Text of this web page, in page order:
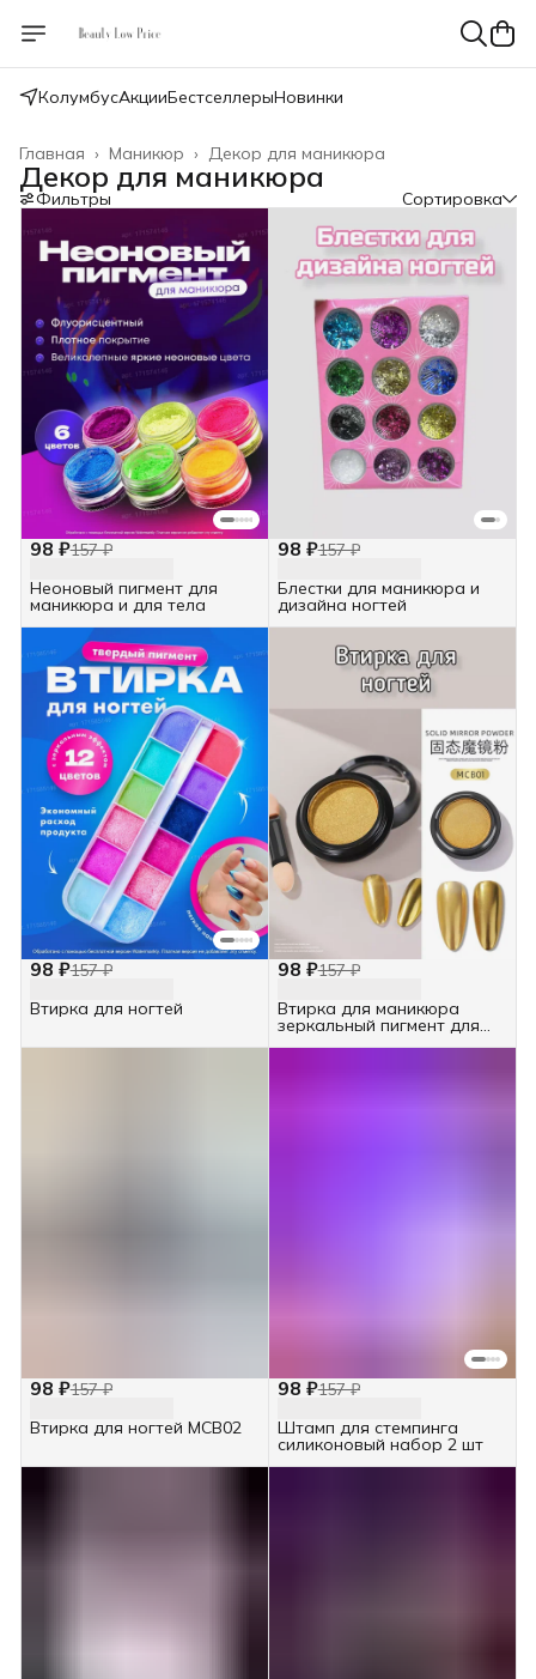
КолумбусАкцииБестселлерыНовинки
Декор для маникюра
Маникюр ›
Главная ›
Декор для маникюра
Фильтры Сортировка
98 ₽157 ₽
Неоновый пигмент для
маникюра и для тела
98 ₽157 ₽
Блестки для маникюра и
дизайна ногтей
98 ₽157 ₽
Втирка для ногтей
98 ₽157 ₽
Втирка для маникюра
зеркальный пигмент для
98 ₽157 ₽
Втирка для ногтей MCB02
98 ₽157 ₽
Штамп для стемпинга
силиконовый набор 2 шт